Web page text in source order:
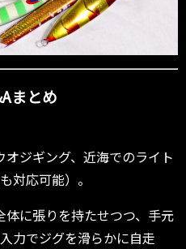
まとめ
オジギング、近海でのライト
対応可能）。
体に張りを持たせつつ、手元
力でジグを滑らかに自走